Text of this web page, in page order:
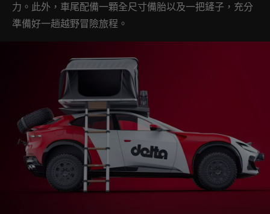
力。此外，車尾配備一顆全尺寸備胎以及一把鏟子，充分
準備好一趟越野冒險旅程。